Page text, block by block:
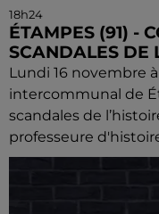
18h24
ÉTAMPES (91) -
SCANDALES DE
Lundi 16 novembre
intercommunal de
scandales de
professeure